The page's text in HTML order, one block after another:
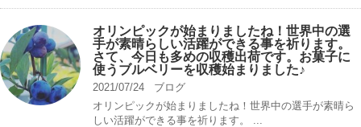
オリンピックが始まりましたね！世界中の選
手が素晴らしい活躍ができる事を祈ります。
さて、今日も多めの収穫出荷です。お菓子に
使うブルベリーを収穫始まりました♪
2021/07/24
ブログ
オリンピックが始まりましたね！世界中の選手が素晴ら
しい活躍ができる事を祈ります。 ...